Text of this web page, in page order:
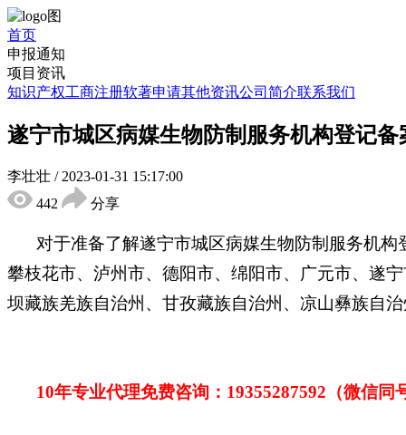
首页
申报通知
项目资讯
知识产权工商注册软著申请其他资讯公司简介联系我们
遂宁市城区病媒生物防制服务机构登记
李壮壮 / 2023-01-31 15:17:00
442
分享
对于准备了解遂宁市城区病媒生物防制服务机构
攀枝花市、泸州市、德阳市、绵阳市、广元市、遂
坝藏族羌族自治州、甘孜藏族自治州、凉山彝族自
10年专业代理免费咨询： 19355287592 （微信同